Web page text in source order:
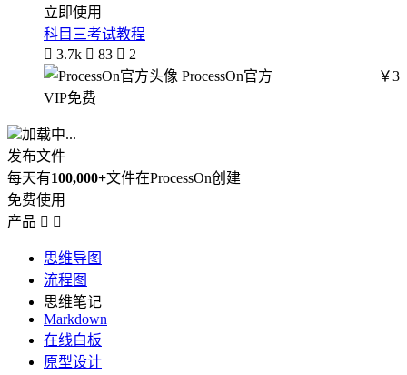
立即使用
科目三考试教程
 3.7k  83  2
ProcessOn官方
￥3
VIP免费
加载中...
发布文件
每天有100,000+文件在ProcessOn创建
免费使用
产品  
思维导图
流程图
思维笔记
Markdown
在线白板
原型设计